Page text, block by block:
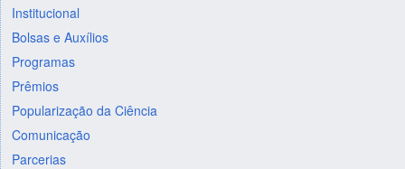
Institucional
Bolsas e Auxílios
Programas
Prêmios
Popularização da Ciência
Comunicação
Parcerias